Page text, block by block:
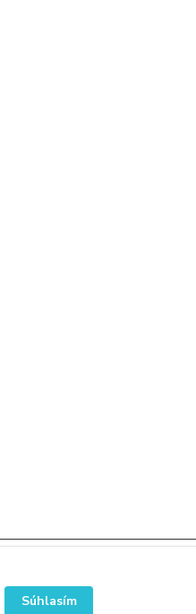
Eshop-rychlo.sk
Súhlasím